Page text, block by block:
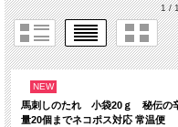
1 /
NEW
馬刺しのたれ 小袋20ｇ 秘伝の
量20個までネコポス対応 常温便